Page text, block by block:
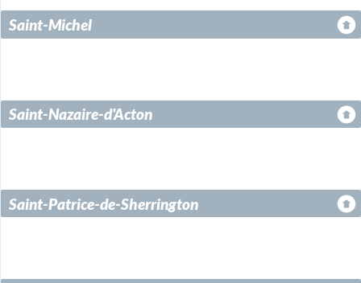
Saint-Michel
Saint-Nazaire-d'Acton
Saint-Patrice-de-Sherrington